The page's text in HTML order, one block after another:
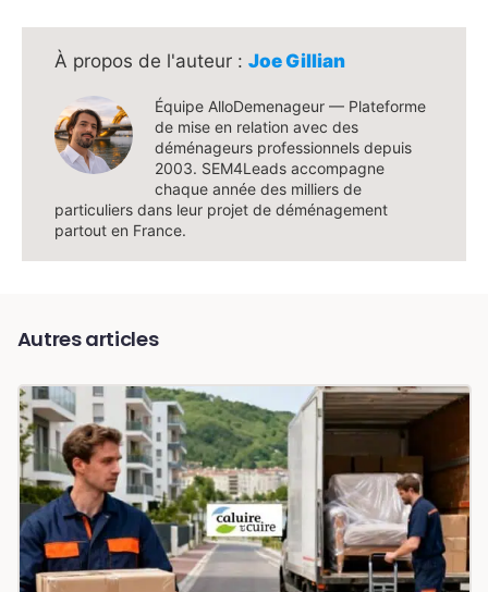
Joe Gillian
Équipe AlloDemenageur — Plateforme
de mise en relation avec des
déménageurs professionnels depuis
2003. SEM4Leads accompagne
chaque année des milliers de
particuliers dans leur projet de déménagement
partout en France.
Autres articles